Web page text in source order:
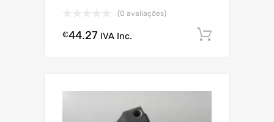
(0 avaliações)
€44.27 IVA Inc.